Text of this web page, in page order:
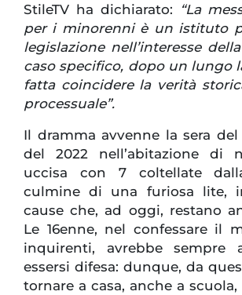
StileTV ha dichiarato:
“La
per i minorenni è un istituto
legislazione nell’interesse
caso specifico, dopo un lungo
fatta coincidere la verità
processuale”.
Il dramma avvenne la sera
del 2022 nell’abitazione di
uccisa con 7 coltellate
culmine di una furiosa lite,
cause che, ad oggi, restano
Le 16enne, nel confessare il
inquirenti, avrebbe sempre
essersi difesa: dunque, da
tornare a casa, anche a